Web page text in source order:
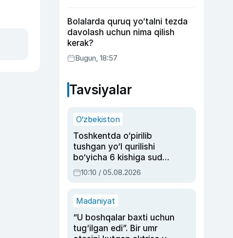
Bolalarda quruq yo‘talni tezda
davolash uchun nima qilish
kerak?
Bugun, 18:57
Tavsiyalar
O‘zbekiston
Toshkentda o‘pirilib
tushgan yo‘l qurilishi
bo‘yicha 6 kishiga sud
hukmi o‘qildi
10:10 / 05.08.2026
Madaniyat
“U boshqalar baxti uchun
tug‘ilgan edi”. Bir umr